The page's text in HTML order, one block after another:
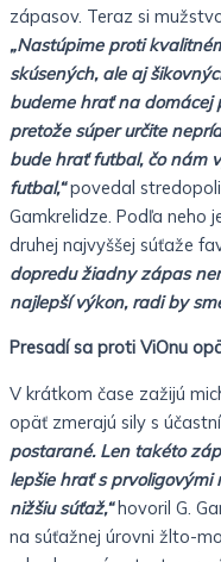
zápasov. Teraz si
„Nastúpime proti
skúsených, ale aj
budeme hrať na domácej
pretože súper určite
bude hrať futbal, čo nám
futbal,“povedal
Gamkrelidze. Podľa neho
druhej najvyššej súťaže
dopredu žiadny zápas
najlepší výkon, radi by
Presadí sa proti ViOnu
V krátkom čase zažijú
opäť zmerajú sily s
postarané. Len takéto
lepšie hrať s prvoligovými
nižšiu súťaž,“hovoril G.
na súťažnej úrovni žlto-